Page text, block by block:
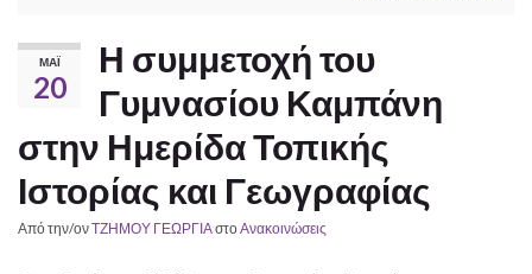
ΜΆΙ
20
Η συμμετοχή του
Γυμνασίου Καμπάνη
στην Ημερίδα Τοπικής
Ιστορίας και Γεωγραφίας
Από την/ονΤΖΗΜΟΥ ΓΕΩΡΓΙΑστοΑνακοινώσεις